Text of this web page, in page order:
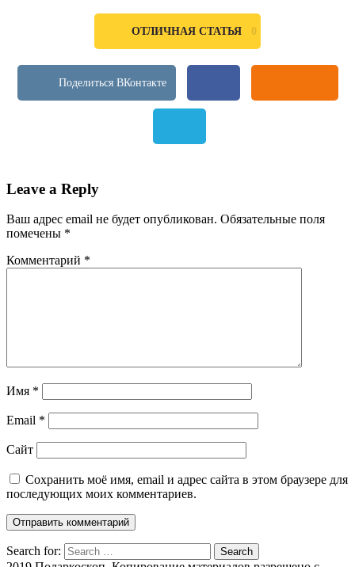
ОТЛИЧНАЯ СТАТЬЯ 0
Leave a Reply
Ваш адрес email не будет опубликован. Обязательные поля
помечены *
Комментарий *
Имя *
Email *
Сайт
Сохранить моё имя, email и адрес сайта в этом браузере для
последующих моих комментариев.
Search for: Search